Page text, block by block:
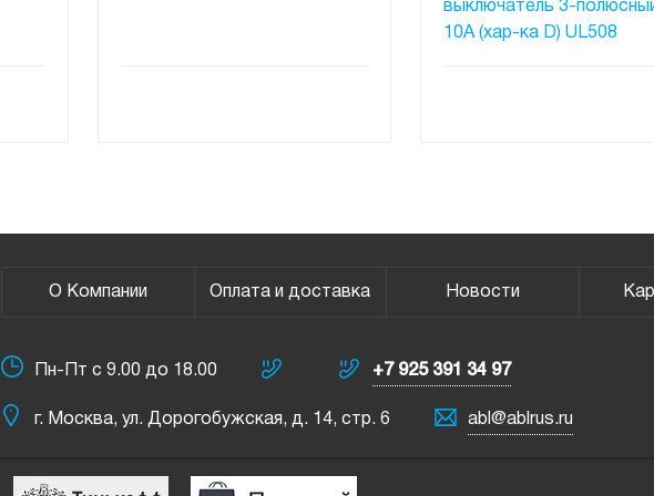
выключатель 3-
10A (хар-ка D) UL508
О Компании Оплата и доставка Новости
Пн-Пт с 9.00 до 18.00 +7 925 391 34 97
г. Москва, ул. Дорогобужская, д. 14, стр. 6 abl@ablrus.ru